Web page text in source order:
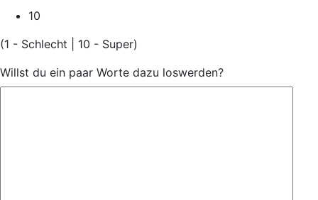
10
(1 - Schlecht | 10 - Super)
Willst du ein paar Worte dazu loswerden?